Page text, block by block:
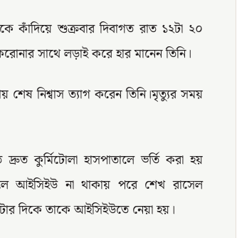
কাঁদিয়ে শুক্রবার দিবাগত রাত ১২টা ২০
সাথে লড়াই করে হার মানেন তিনি।
শেষ নিশ্বাস ত্যাগ করেন তিনি।মৃত্যুর সময়
কুর্মিটোলা হাসপাতালে ভর্তি করা হয়
আইসিইউ না থাকায় পরে শেখ রাসেল
দিকে তাকে আইসিইউতে নেয়া হয়।